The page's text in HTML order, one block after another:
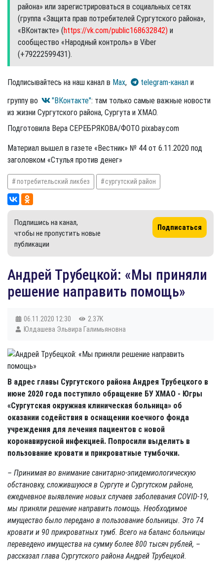
района» или зарегистрироваться в социальных сетях
(группа «Защита прав потребителей Сургутского рай­она»,
«ВКонтакте» (https://vk.com/public168632842) и
сообщество «Народный контроль» в Viber
(+79222599431).
Подписывайтесь на наш канал в Max, telegram-канал и
группу во
"ВКонтакте": там только самые важные новости
из жизни Сургутского района, Сургута и ХМАО.
Подготовила Вера СЕРЕБРЯКОВА/ФОТО pixabay.com
Материал вышел в газете «Вестник» № 44 от 6.11.2020 под
заголовком «Стулья против денег»
потребительский ликбез сургутский район
Подпишись на канал,
чтобы не пропустить новые
публикации
Подписаться
​Андрей Трубецкой: «Мы приняли
решение направить помощь»
06.11.2020 12:30
2.37K
Юлдашева Эльвира Галимьяновна
В адрес главы Сургутского района Андрея Трубецкого в
июне 2020 года поступило обращение БУ ХМАО - Югры
«Сургутская окружная клиническая больница» об
оказании содействия в оснащении коечного фонда
учреждения для лечения пациентов с новой
коронавирусной инфекцией. Попросили выделить в
пользование кровати и прикроватные тумбочки.
– Принимая во внимание санитарно-эпидемиологическую
обстановку, сложившуюся в Сургуте и Сургутском районе,
ежедневное выявление новых случаев заболевания COVID-19,
мы приняли решение направить помощь. Необходимое
имущество было передано в пользование больницы. Это 74
кровати и 90 прикроватных тумб. Всего на баланс больницы
переведено имущества на сумму более 800 тысяч рублей, –
рассказал глава Сургутского района Андрей Трубецкой.